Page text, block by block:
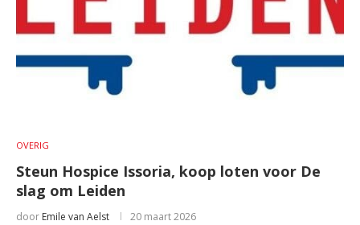
OVERIG
Steun Hospice Issoria, koop loten voor De
slag om Leiden
door Emile van Aelst 20 maart 2026